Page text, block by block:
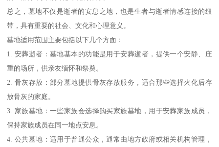
总之，墓地不仅是逝者的安息之地，也是生者与逝者情感连接的纽
带，具有重要的社会、文化和心理意义。
墓地适用范围主要包括以下几个方面：
1. 安葬逝者：墓地基本的功能是用于安葬逝者，提供一个安静、庄
重的场所，供亲友缅怀和祭奠。
2. 骨灰存放：部分墓地提供骨灰存放服务，适合那些选择火化后存
放骨灰的家庭。
3. 家族墓地：一些家族会选择购买家族墓地，用于安葬家族成员，
保持家族成员在同一地点安息。
4. 公共墓地：适用于普通公众，通常由地方政府或相关机构管理，